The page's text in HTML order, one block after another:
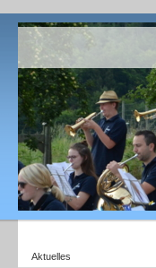
Aktuelles